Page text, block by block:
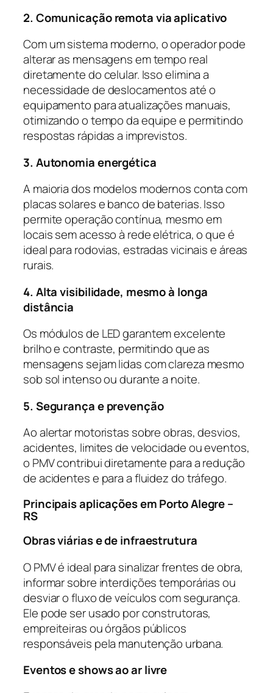
2. Comunicação remota via aplicativo
Com um sistema moderno, o operador pode
alterar as mensagens em tempo real
diretamente do celular. Isso elimina a
necessidade de deslocamentos até o
equipamento para atualizações manuais,
otimizando o tempo da equipe e permitindo
respostas rápidas a imprevistos.
3. Autonomia energética
A maioria dos modelos modernos conta com
placas solares e banco de baterias. Isso
permite operação contínua, mesmo em
locais sem acesso à rede elétrica, o que é
ideal para rodovias, estradas vicinais e áreas
rurais.
4. Alta visibilidade, mesmo à longa
distância
Os módulos de LED garantem excelente
brilho e contraste, permitindo que as
mensagens sejam lidas com clareza mesmo
sob sol intenso ou durante a noite.
5. Segurança e prevenção
Ao alertar motoristas sobre obras, desvios,
acidentes, limites de velocidade ou eventos,
o PMV contribui diretamente para a redução
de acidentes e para a fluidez do tráfego.
Principais aplicações em Porto Alegre –
RS
Obras viárias e de infraestrutura
O PMV é ideal para sinalizar frentes de obra,
informar sobre interdições temporárias ou
desviar o fluxo de veículos com segurança.
Ele pode ser usado por construtoras,
empreiteiras ou órgãos públicos
responsáveis pela manutenção urbana.
Eventos e shows ao ar livre